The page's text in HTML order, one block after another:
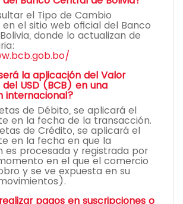
el Tipo de Cambio
en el sitio web oficial del Banco
donde lo actualizan de
la aplicación del Valor
USD (BCB) en una
internacional?
de Débito, se aplicará el
en la fecha de la transacción.
de Crédito, se aplicará el
en la fecha en que la
es procesada y registrada por
en el que el comercio
y se ve expuesta en su
pagos en suscripciones o